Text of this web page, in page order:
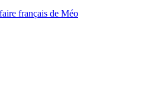
français de Méo